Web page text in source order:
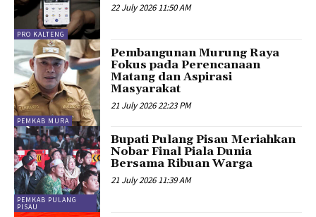
PRO KALTENG
22 July 2026 11:50 AM
PEMKAB MURA
Pembangunan Murung Raya
Fokus pada Perencanaan
Matang dan Aspirasi
Masyarakat
21 July 2026 22:23 PM
PEMKAB PULANG
PISAU
Bupati Pulang Pisau Meriahkan
Nobar Final Piala Dunia
Bersama Ribuan Warga
21 July 2026 11:39 AM